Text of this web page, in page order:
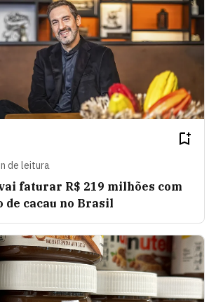
de leitura
faturar R$ 219 milhões com
de cacau no Brasil